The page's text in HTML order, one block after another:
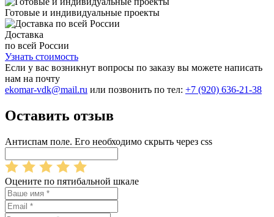
Готовые и индивидуальные проекты
Доставка
по всей России
Узнать стоимость
Если у вас возникнут вопросы по заказу вы можете написать
нам на почту
ekomar-vdk@mail.ru или позвонить по тел: +7 (920) 636-21-38
Оставить отзыв
Антиспам поле. Его необходимо скрыть через css
Оцените по пятибальной шкале